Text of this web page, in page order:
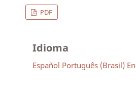
PDF
Idioma
Español Português (Brasil)